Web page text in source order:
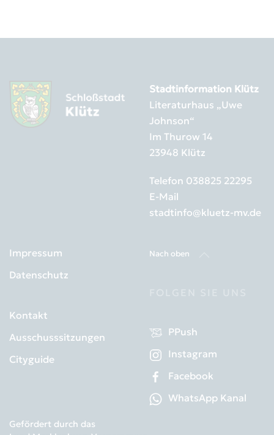
Stadtinformation Klütz
Literaturhaus „Uwe
Johnson“
Im Thurow 14
23948 Klütz
Telefon 038825 22295
E-Mail
stadtinfo@kluetz-mv.de
Impressum
Datenschutz
Kontakt
Ausschusssitzungen
Cityguide
Nach oben
PPush
Instagram
Facebook
WhatsApp Kanal
Gefördert durch das